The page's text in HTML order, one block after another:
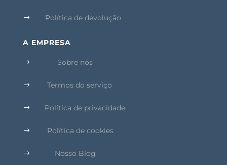
$ Política de devolução
A EMPRESA
$ Sobre nós
$ Termos do serviço
$ Política de privacidade
$ Política de cookies
$ Nosso Blog